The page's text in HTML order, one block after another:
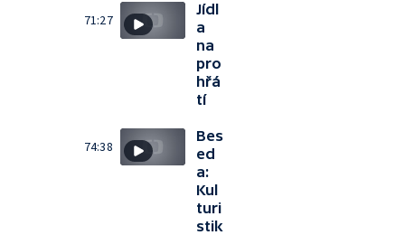
71:27
Jídl
a
na
pro
hřá
tí
74:38
Bes
ed
a:
Kul
turi
stik